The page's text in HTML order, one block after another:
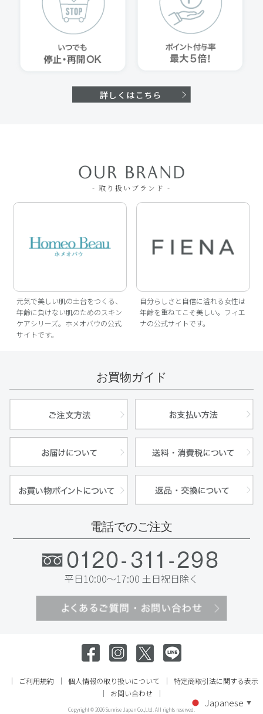
Japanese ▼
- 取り扱いブランド -
元気で美しい肌の土台をつくる、
年齢に負けない肌のためのスキン
ケアシリーズ。ホメオバウの公式
サイトです。
自分らしさと自信に溢れる女性は
年齢を重ねてこそ美しい。フィエ
ナの公式サイトです。
電話でのご注文
平日10:00～17:00 土日祝日除く
お買物ガイド
ご利用規約 個人情報の取り扱いについて
特定商取引法に関する表示
お問い合わせ
Copyright ©2026 Sunrise Japan Co.,Ltd. All rights reserved.